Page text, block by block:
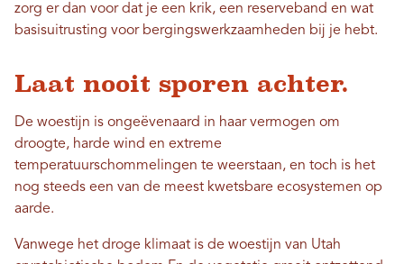
zorg er dan voor dat je een krik, een reserveband en wat
basisuitrusting voor bergingswerkzaamheden bij je hebt.
Laat nooit sporen achter.
De woestijn is ongeëvenaard in haar vermogen om
droogte, harde wind en extreme
temperatuurschommelingen te weerstaan, en toch is het
nog steeds een van de meest kwetsbare ecosystemen op
aarde.
Vanwege het droge klimaat is de woestijn van Utah